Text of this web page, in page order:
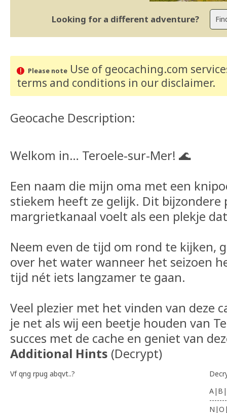
Looking for a different adventure?
Please noteUse of geocaching.com
terms and conditions in our disclaimer.
Geocache Description:
Welkom in… Teroele-sur-Mer! 🌊
Een naam die mijn oma met een
stiekem heeft ze gelijk. Dit bijzondere
margrietkanaal voelt als een plekje
Neem even de tijd om rond te kijken,
over het water wanneer het seizoen
tijd nét iets langzamer te gaan.
Veel plezier met het vinden van deze
je net als wij een beetje houden van
succes met de cache en geniet van
Additional Hints (Decrypt)
Vf qng rpug abqvt..?